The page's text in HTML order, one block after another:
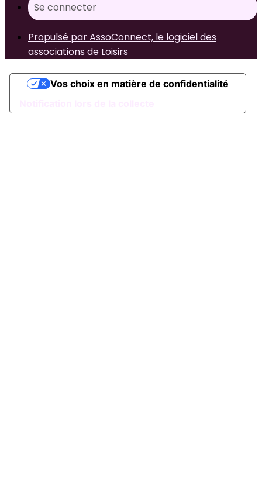
Se connecter
Propulsé par AssoConnect, le logiciel des
associations de Loisirs
Vos choix en matière de confidentialité